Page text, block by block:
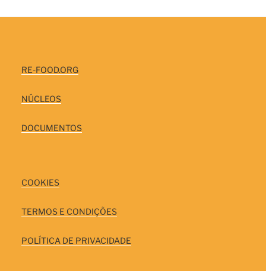
RE-FOOD.ORG
NÚCLEOS
DOCUMENTOS
COOKIES
TERMOS E CONDIÇÕES
POLÍTICA DE PRIVACIDADE